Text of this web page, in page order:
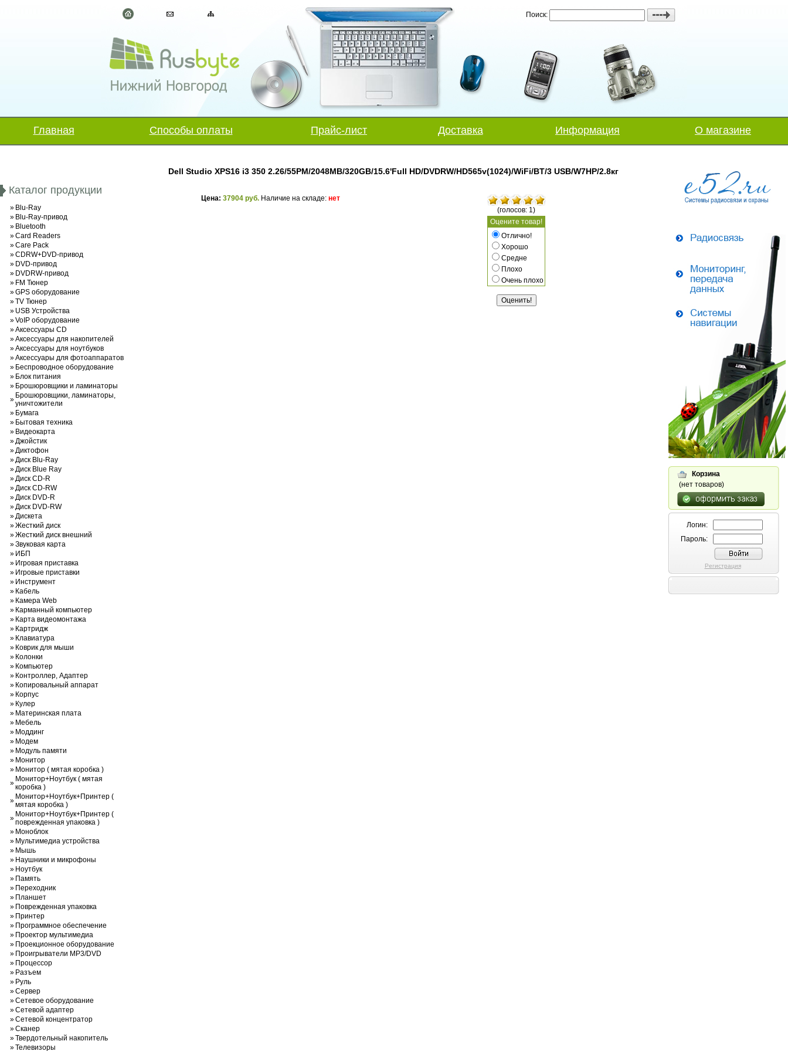
Поиск:
Главная Способы оплаты Прайс-лист Доставка Информация О магазине
Каталог продукции
» Blu-Ray
» Blu-Ray-привод
» Bluetooth
»Card Readers
»Care Pack
»CDRW+DVD-привод
» DVD-привод
» DVDRW-привод
» FM Тюнер
»GPS оборудование
»TV Тюнер
» USB Устройства
»VoIP оборудование
»Аксессуары CD
»Аксессуары для накопителей
»Аксессуары для ноутбуков
»Аксессуары для фотоаппаратов
» Беспроводное оборудование
» Блок питания
» Брошюровщики и ламинаторы
» Брошюровщики, ламинаторы,
уничтожители
» Бумага
» Бытовая техника
» Видеокарта
»Джойстик
»Диктофон
»Диск Blu-Ray
»Диск Blue Ray
»Диск CD-R
»Диск CD-RW
»Диск DVD-R
»Диск DVD-RW
»Дискета
»Жесткий диск
»Жесткий диск внешний
»Звуковая карта
» ИБП
» Игровая приставка
» Игровые приставки
» Инструмент
» Кабель
» Камера Web
» Карманный компьютер
» Карта видеомонтажа
» Картридж
» Клавиатура
» Коврик для мыши
» Колонки
» Компьютер
» Контроллер, Адаптер
» Копировальный аппарат
» Корпус
» Кулер
» Материнская плата
» Мебель
» Моддинг
» Модем
» Модуль памяти
» Монитор
» Монитор ( мятая коробка )
» Монитор+Ноутбук ( мятая
коробка )
» Монитор+Ноутбук+Принтер (
мятая коробка )
» Монитор+Ноутбук+Принтер (
поврежденная упаковка )
» Моноблок
» Мультимедиа устройства
» Мышь
» Наушники и микрофоны
» Ноутбук
» Память
» Переходник
» Планшет
» Поврежденная упаковка
» Принтер
» Программное обеспечение
» Проектор мультимедиа
» Проекционное оборудование
» Проигрыватели MP3/DVD
» Процессор
» Разъем
» Руль
»Сервер
»Сетевое оборудование
»Сетевой адаптер
»Сетевой концентратор
»Сканер
»Твердотельный накопитель
»Телевизоры
Dell Studio XPS16 i3 350 2.26/55PM/2048MB/320GB/15.6'Full HD/DVDRW/HD565v(1024)/WiFi/BT/3 USB/W7HP/2.8кг
Цена: 37904 руб. Наличие на складе: нет
(голосов: 1)
Оцените товар!
Отлично!
Хорошо
Средне
Плохо
Очень плохо
Корзина
(нет товаров)
Логин:
Пароль:
Регистрация